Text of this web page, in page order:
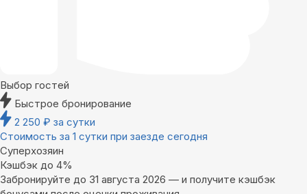
Выбор гостей
Быстрое бронирование
2 250 ₽ за сутки
Стоимость за 1 сутки при заезде сегодня
Суперхозяин
Кэшбэк до 4%
Забронируйте до 31 августа 2026 — и получите кэшбэк